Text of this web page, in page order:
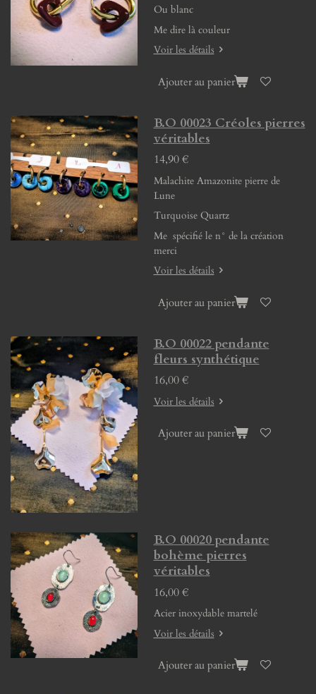
Ou blanc
Me dire là couleur
Voir les détails
Ajouter au panier
B.O 00023 Créoles pierres
véritables
14,90 €
Malachite Amazonite pierre de
Lune
Turquoise Quartz
Me spécifié le n° de la création
merci
Voir les détails
Ajouter au panier
B.O 00022 pendante
fleurs synthétique
16,00 €
Voir les détails
Ajouter au panier
B.O 00020 pendante
bohème pierres
véritables
16,00 €
Acier inoxydable martelé
Voir les détails
Ajouter au panier